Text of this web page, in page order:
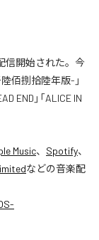
信開始された。今
佰捌拾陸年版-」
END」「ALICE IN
Music、 Spotify、
などの音楽配